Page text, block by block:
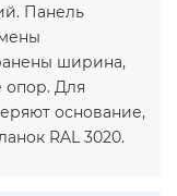
Панель
ширина,
опор. Для
основание,
RAL 3020.